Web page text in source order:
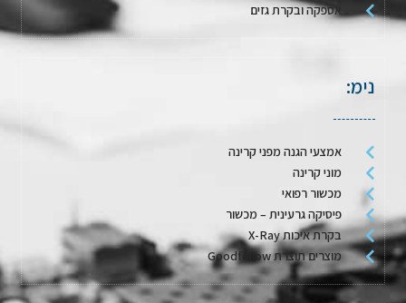
אספקה ובקרת גזים
נימ:
אמצעי הגנה מפני קרינה
מוני קרינה
מכשור רפואי
פיסיקה גרעינית – מכשור
בקרת איכות X-Ray
מוצרים תוצרת Goodfellow